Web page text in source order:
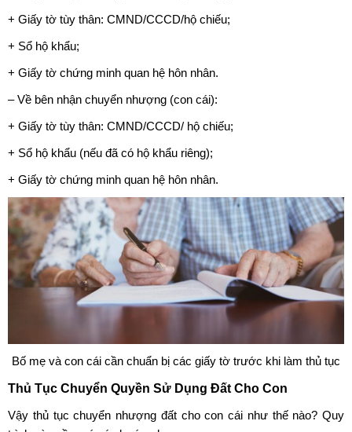
+ Giấy tờ tùy thân: CMND/CCCD/hộ chiếu;
+ Sổ hộ khẩu;
+ Giấy tờ chứng minh quan hệ hôn nhân.
– Về bên nhận chuyển nhượng (con cái):
+ Giấy tờ tùy thân: CMND/CCCD/ hộ chiếu;
+ Sổ hộ khẩu (nếu đã có hộ khẩu riêng);
+ Giấy tờ chứng minh quan hệ hôn nhân.
Bố mẹ và con cái cần chuẩn bị các giấy tờ trước khi làm thủ tục
Thủ Tục Chuyển Quyền Sử Dụng Đất Cho Con
Vậy thủ tục chuyển nhượng đất cho con cái như thế nào? Quy